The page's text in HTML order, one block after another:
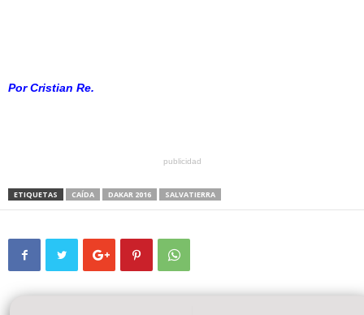
Por Cristian Re.
publicidad
ETIQUETAS CAÍDA DAKAR 2016 SALVATIERRA